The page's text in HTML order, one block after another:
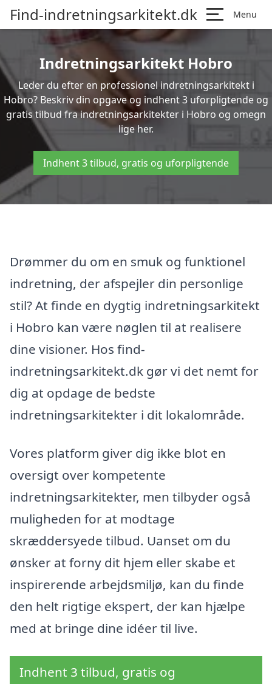
Find-indretningsarkitekt.dk Menu
Indretningsarkitekt Hobro
Leder du efter en professionel indretningsarkitekt i
Hobro? Beskriv din opgave og indhent 3 uforpligtende og
gratis tilbud fra indretningsarkitekter i Hobro og omegn
lige her.
Indhent 3 tilbud, gratis og uforpligtende
Drømmer du om en smuk og funktionel
indretning, der afspejler din personlige
stil? At finde en dygtig indretningsarkitekt
i Hobro kan være nøglen til at realisere
dine visioner. Hos find-
indretningsarkitekt.dk gør vi det nemt for
dig at opdage de bedste
indretningsarkitekter i dit lokalområde.
Vores platform giver dig ikke blot en
oversigt over kompetente
indretningsarkitekter, men tilbyder også
muligheden for at modtage
skræddersyede tilbud. Uanset om du
ønsker at forny dit hjem eller skabe et
inspirerende arbejdsmiljø, kan du finde
den helt rigtige ekspert, der kan hjælpe
med at bringe dine idéer til live.
Indhent 3 tilbud, gratis og